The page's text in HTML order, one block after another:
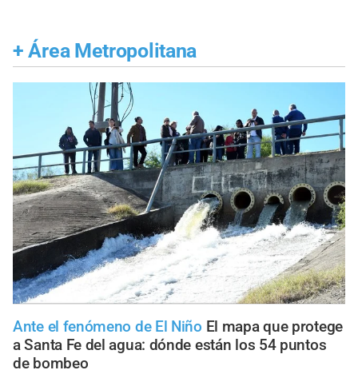
+ Área Metropolitana
Ante el fenómeno de El Niño El mapa que protege
a Santa Fe del agua: dónde están los 54 puntos
de bombeo